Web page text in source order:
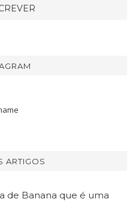
ARTIGOS
de Banana que é uma